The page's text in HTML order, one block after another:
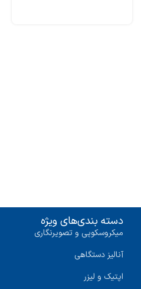
دسته بندی‌های ویژه
میکروسکوپی و تصویرنگاری
آنالیز دستگاهی
اپتیک و لیزر